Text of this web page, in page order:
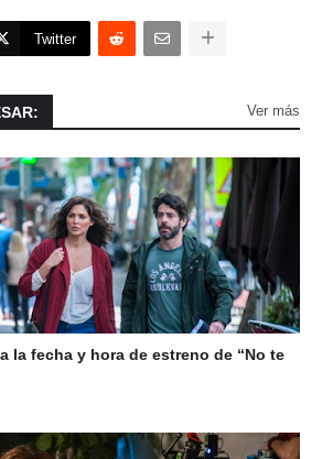
Twitter
Ver más
la fecha y hora de estreno de “No te